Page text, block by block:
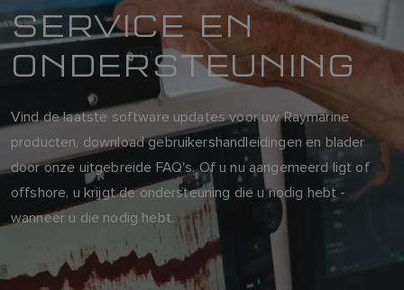
SERVICE EN
ONDERSTEUNING
Vind de laatste software updates voor uw Raymarine
producten, download gebruikershandleidingen en blader
door onze uitgebreide FAQ's. Of u nu aangemeerd ligt of
offshore, u krijgt de ondersteuning die u nodig hebt -
wanneer u die nodig hebt.